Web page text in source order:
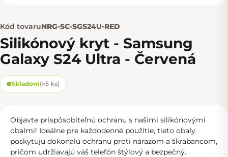
Kód tovaruNRG-SC-SGS24U-RED
Silikónový kryt - Samsung
Galaxy S24 Ultra - Červená
Skladom(>5 ks)
Objavte prispôsobiteľnú ochranu s našimi silikónovými
obalmi! Ideálne pre každodenné použitie, tieto obaly
poskytujú dokonalú ochranu proti nárazom a škrabancom,
pričom udržiavajú váš telefón štýlový a bezpečný.